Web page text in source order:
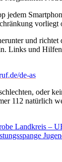
jedem
vorliegt
und richtet
Links und
de-as
oder
112 natürlich
Landkreis –